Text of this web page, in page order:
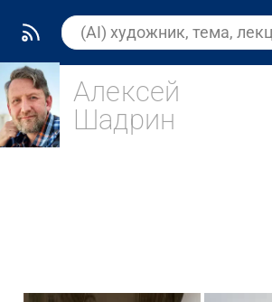
Алексей
Шадрин